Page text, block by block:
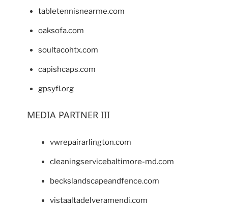
tabletennisnearme.com
oaksofa.com
soultacohtx.com
capishcaps.com
gpsyfl.org
MEDIA PARTNER III
vwrepairarlington.com
cleaningservicebaltimore-md.com
beckslandscapeandfence.com
vistaaltadelveramendi.com